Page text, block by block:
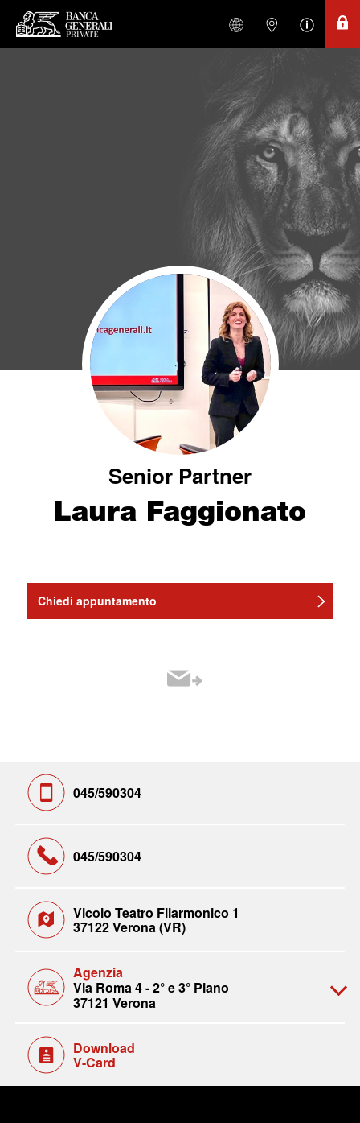
Senior Partner
Laura Faggionato
Chiedi appuntamento
045/590304
045/590304
Vicolo Teatro Filarmonico 1
37122 Verona (VR)
Agenzia
Via Roma 4 - 2° e 3° Piano
37121 Verona
Download
V-Card